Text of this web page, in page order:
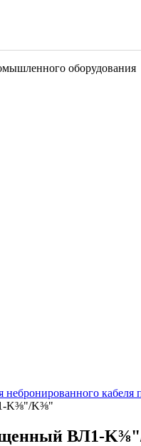
оборудования
K⅜"/K⅜"
ВЛ1-